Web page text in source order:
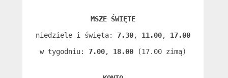
MSZE ŚWIĘTE
niedziele i święta: 7.30, 11.00, 17.00
w tygodniu: 7.00, 18.00 (17.00 zimą)